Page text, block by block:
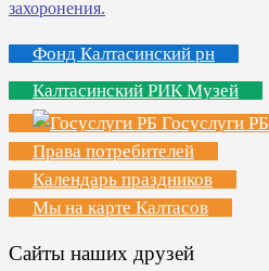
Фонд Калтасинский рн
Калтасинский РИК Музей
Госуслуги РБ
Права потребителей
Календарь праздников
Мы на карте Калтасов
Сайты наших друзей